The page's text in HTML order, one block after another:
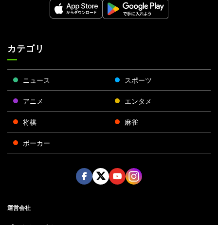
カテゴリ
ニュース スポーツ
アニメ エンタメ
将棋 麻雀
ポーカー
運営会社